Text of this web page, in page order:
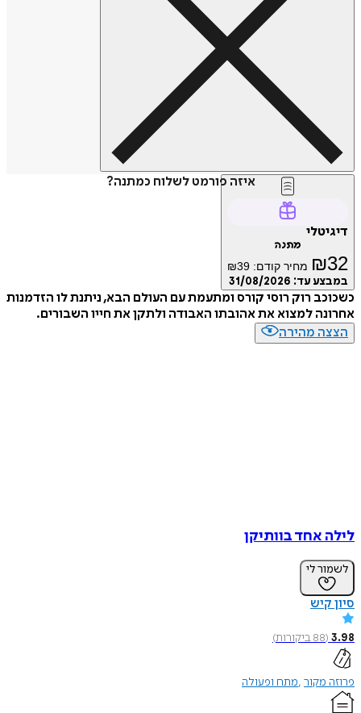
איזה פורמט לשלוח כמתנה?
דיגיטלי
מתנה
₪32 מחיר קודם: ₪39
במבצע עד: 31/08/2026
כשכוכב רוק רוסי קורס ומתעמת עם העולם הבא, ניתנת לו הזדמנות
אחרונה למצוא את אהובתו האבודה ולתקן את חייו השבורים.
הצצה מהירה
לילה אחד בוותיקן
לשמור לי
סיון קיש
3.98
(
88ביקורות)
פרוזה מקור מתח ופעולה